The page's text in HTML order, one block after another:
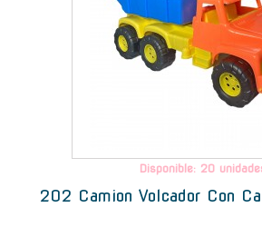
Disponible: 20
202 Camion Volcador Con